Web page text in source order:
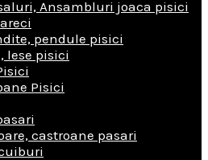
Ansambluri joaca pisici
pendule pisici
lese pisici
Pisici
castroane pasari